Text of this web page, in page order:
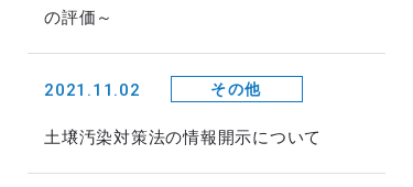
の評価～
2021.11.02 その他
土壌汚染対策法の情報開示について